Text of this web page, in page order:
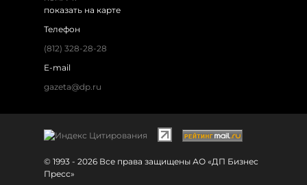
показать на карте
Телефон
(812) 328-28-28
E-mail
gazeta@dp.ru
© 1993 - 2026 Все права защищены АО «ДП Бизнес
Пресс»